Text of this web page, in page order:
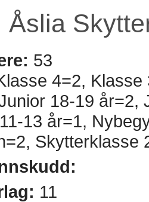
Åslia
53
4=2,
18-19 år=2,
13 år=1,
Skytterklasse
11